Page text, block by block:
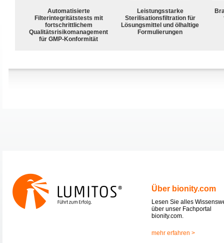
Automatisierte
Filterintegritätstests mit
fortschrittlichem
Qualitätsrisikomanagement
für GMP-Konformität
Leistungsstarke
Sterilisationsfiltration für
Lösungsmittel und ölhaltige
Formulierungen
Über bionity.com
Lesen Sie alles
über unser Fachportal
bionity.com.
mehr erfahren >